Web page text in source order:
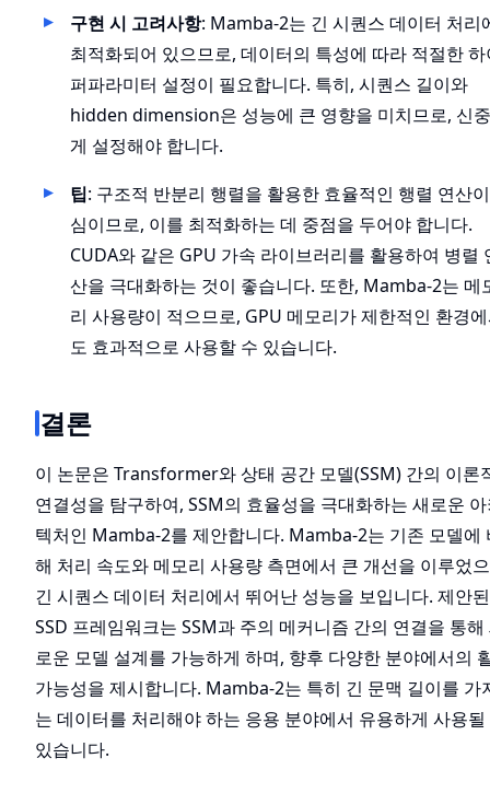
구현 시 고려사항: Mamba-2는 긴 시퀀스 데이터 처리
최적화되어 있으므로, 데이터의 특성에 따라 적절한 하
퍼파라미터 설정이 필요합니다. 특히, 시퀀스 길이와
hidden dimension은 성능에 큰 영향을 미치므로, 신
게 설정해야 합니다.
팁: 구조적 반분리 행렬을 활용한 효율적인 행렬 연산
심이므로, 이를 최적화하는 데 중점을 두어야 합니다.
CUDA와 같은 GPU 가속 라이브러리를 활용하여 병렬
산을 극대화하는 것이 좋습니다. 또한, Mamba-2는 메
리 사용량이 적으므로, GPU 메모리가 제한적인 환경
도 효과적으로 사용할 수 있습니다.
결론
이 논문은 Transformer와 상태 공간 모델(SSM) 간의 이론
연결성을 탐구하여, SSM의 효율성을 극대화하는 새로운
텍처인 Mamba-2를 제안합니다. Mamba-2는 기존 모델에
해 처리 속도와 메모리 사용량 측면에서 큰 개선을 이루었
긴 시퀀스 데이터 처리에서 뛰어난 성능을 보입니다. 제안된
SSD 프레임워크는 SSM과 주의 메커니즘 간의 연결을 통해
로운 모델 설계를 가능하게 하며, 향후 다양한 분야에서의
가능성을 제시합니다. Mamba-2는 특히 긴 문맥 길이를 가
는 데이터를 처리해야 하는 응용 분야에서 유용하게 사용될
있습니다.